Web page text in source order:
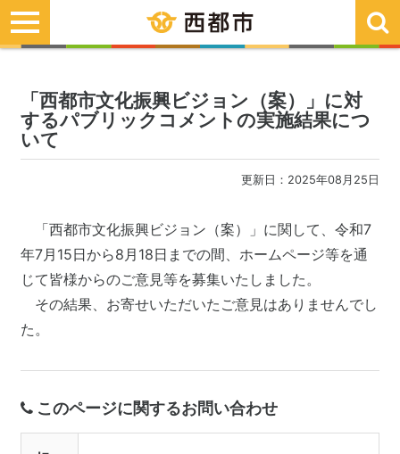
toggle
navigation
「西都市文化振興ビジョン（案）」に対
するパブリックコメントの実施結果につ
いて
更新日：2025年08月25日
「西都市文化振興ビジョン（案）」に関して、令和7
年7月15日から8月18日までの間、ホームページ等を通
じて皆様からのご意見等を募集いたしました。
その結果、お寄せいただいたご意見はありませんでし
た。
このページに関するお問い合わせ